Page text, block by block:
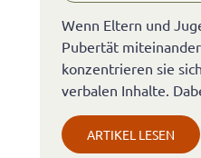
Wenn Eltern und
Pubertät
konzentrieren sie
verbalen Inhalte.
ARTIKEL LESEN